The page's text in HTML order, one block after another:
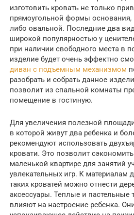
изготовить кровать не только
прямоугольной формы основания,
либо овальной. Последние два
широкой популярностью у
при наличии свободного места в
изделие будет очень эффектно
диван с подъемным механизмом
разобрать и собрать данное
позволит из спальной комнаты
помещение в гостиную.
Для увеличения полезной
в которой живут два ребенка и
рекомендуют использовать
кровати. Это позволит
маленькой квартире для занятий
увлекательных игр. К материалам
таких кроватей можно отнести
аксессуары. Теплые и пастельные
влияют на настроение ребенка.